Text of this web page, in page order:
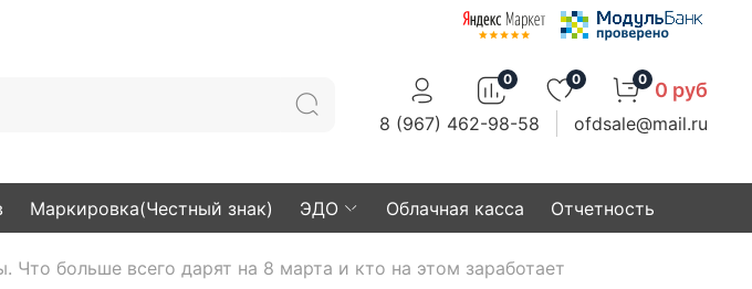
0 0 0 0 руб
8 (967) 462-98-58 ofdsale@mail.ru
Маркировка(Честный знак) ЭДО Облачная касса Отчетность
Что больше всего дарят на 8 марта и кто на этом заработает